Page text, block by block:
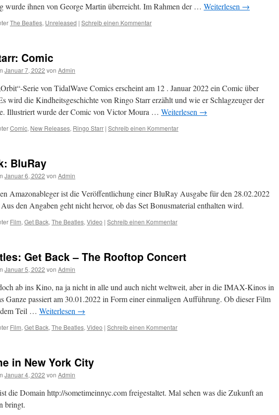
wurde ihnen von George Martin überreicht. Im Rahmen der … Weiterlesen →
The Beatles, Unreleased | Schreib einen Kommentar
Comic
Januar 7, 2022 von Admin
Serie von TidalWave Comics erscheint am 12 . Januar 2022 ein Comic über
wird die Kindheitsgeschichte von Ringo Starr erzählt und wie er Schlagzeuger der
Illustriert wurde der Comic von Victor Moura … Weiterlesen →
Comic, New Releases, Ringo Starr | Schreib einen Kommentar
BluRay
Januar 6, 2022 von Admin
Amazonableger ist die Veröffentlichung einer BluRay Ausgabe für den 28.02.2022
den Angaben geht nicht hervor, ob das Set Bonusmaterial enthalten wird.
Film, Get Back, The Beatles, Video | Schreib einen Kommentar
Get Back – The Rooftop Concert
Januar 5, 2022 von Admin
ab ins Kino, na ja nicht in alle und auch nicht weltweit, aber in die IMAX-Kinos in
Ganze passiert am 30.01.2022 in Form einer einmaligen Aufführung. Ob dieser Film
Teil … Weiterlesen →
Film, Get Back, The Beatles, Video | Schreib einen Kommentar
in New York City
Januar 4, 2022 von Admin
die Domain http://sometimeinnyc.com freigestaltet. Mal sehen was die Zukunft an
bringt.